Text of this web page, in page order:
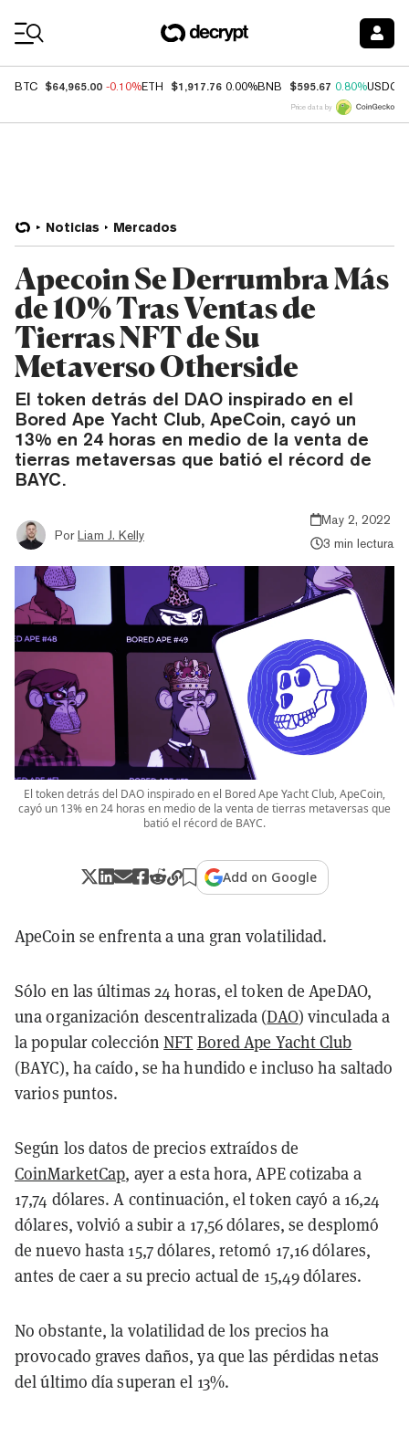
BTC $64,965.00 -0.10%ETH $1,917.76 0.00%BNB $595.67 0.80%USDC
Price data by
Noticias Mercados
Apecoin Se Derrumbra Más
de 10% Tras Ventas de
Tierras NFT de Su
Metaverso Otherside
El token detrás del DAO inspirado en el
Bored Ape Yacht Club, ApeCoin, cayó un
13% en 24 horas en medio de la venta de
tierras metaversas que batió el récord de
BAYC.
Por Liam J. Kelly
May 2, 2022
3 min lectura
El token detrás del DAO inspirado en el Bored Ape Yacht Club, ApeCoin,
cayó un 13% en 24 horas en medio de la venta de tierras metaversas que
batió el récord de BAYC.
Add on Google
ApeCoin se enfrenta a una gran volatilidad.
Sólo en las últimas 24 horas, el token de ApeDAO,
una organización descentralizada (DAO) vinculada a
la popular colecciónNFT Bored Ape Yacht Club
(BAYC), ha caído, se ha hundido e incluso ha saltado
varios puntos.
Según los datos de precios extraídos de
CoinMarketCap, ayer a esta hora, APE cotizaba a
17,74 dólares. A continuación, el token cayó a 16,24
dólares, volvió a subir a 17,56 dólares, se desplomó
de nuevo hasta 15,7 dólares, retomó 17,16 dólares,
antes de caer a su precio actual de 15,49 dólares.
No obstante, la volatilidad de los precios ha
provocado graves daños, ya que las pérdidas netas
del último día superan el 13%.